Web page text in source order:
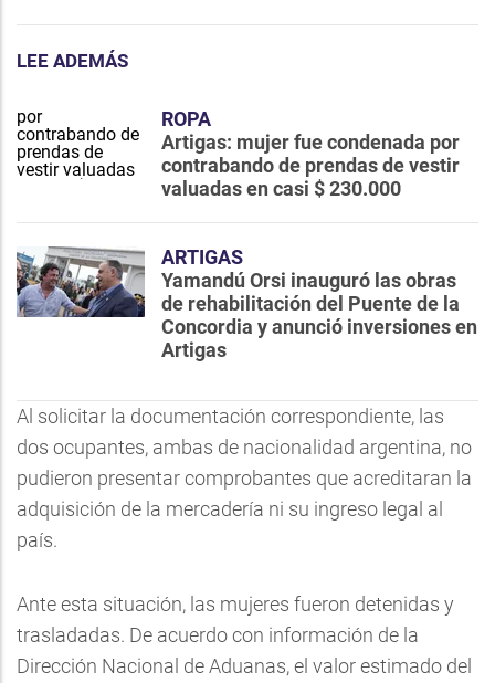
LEE ADEMÁS
ROPA
Artigas: mujer fue condenada por
contrabando de prendas de vestir
valuadas en casi $ 230.000
ARTIGAS
Yamandú Orsi inauguró las obras
de rehabilitación del Puente de la
Concordia y anunció inversiones en
Artigas
Al solicitar la documentación correspondiente, las
dos ocupantes, ambas de nacionalidad argentina, no
pudieron presentar comprobantes que acreditaran la
adquisición de la mercadería ni su ingreso legal al
país.
Ante esta situación, las mujeres fueron detenidas y
trasladadas. De acuerdo con información de la
Dirección Nacional de Aduanas, el valor estimado del